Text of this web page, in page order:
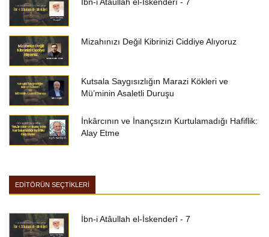
Mizahınızı Değil Kibrinizi Ciddiye Alıyoruz
Kutsala Saygısızlığın Marazi Kökleri ve
Mü’minin Asaletli Duruşu
İnkârcının ve İnançsızın Kurtulamadığı Hafiflik:
Alay Etme
EDİTÖRÜN SEÇTİKLERİ
İbn-i Atâullah el-İskenderî - 7